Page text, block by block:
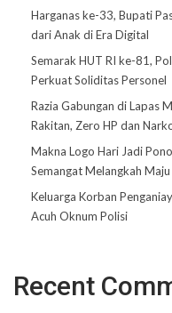
Harganas ke-33, Bupati
dari Anak di Era Digital
Semarak HUT RI ke-81,
Perkuat Soliditas Personel
Razia Gabungan di Lapas
Rakitan, Zero HP dan
Makna Logo Hari Jadi
Semangat Melangkah Maju
Keluarga Korban
Acuh Oknum Polisi
Recent